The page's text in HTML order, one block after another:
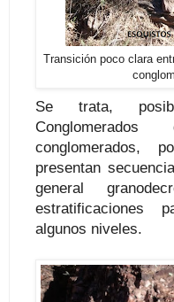
Transición poco clara
Se trata,
conglomerados,
presentan
general
estratificaciones
algunos niveles.